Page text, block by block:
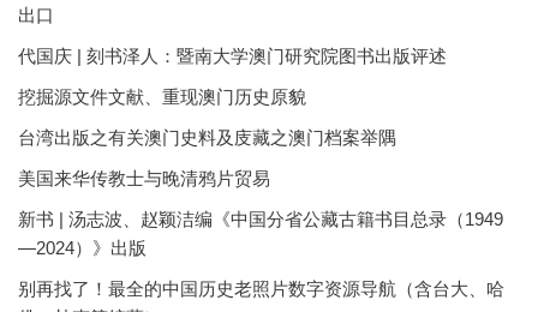
出口
代国庆 | 刻书泽人：暨南大学澳门研究院图书出版评述
挖掘源文件文献、重现澳门历史原貌
台湾出版之有关澳门史料及庋藏之澳门档案举隅
美国来华传教士与晚清鸦片贸易
新书 | 汤志波、赵颖洁编《中国分省公藏古籍书目总录（1949
—2024）》出版
别再找了！最全的中国历史老照片数字资源导航（含台大、哈